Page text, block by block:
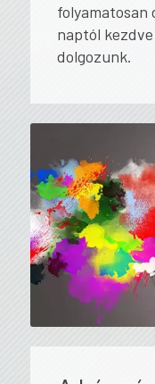
folyamatosan
naptól
dolgozunk.